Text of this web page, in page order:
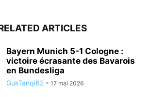
ARTICLES
Bayern Munich 5-1 Cologne :
victoire écrasante des Bavarois
en Bundesliga
GusTanqi62 - 17 mai 2026